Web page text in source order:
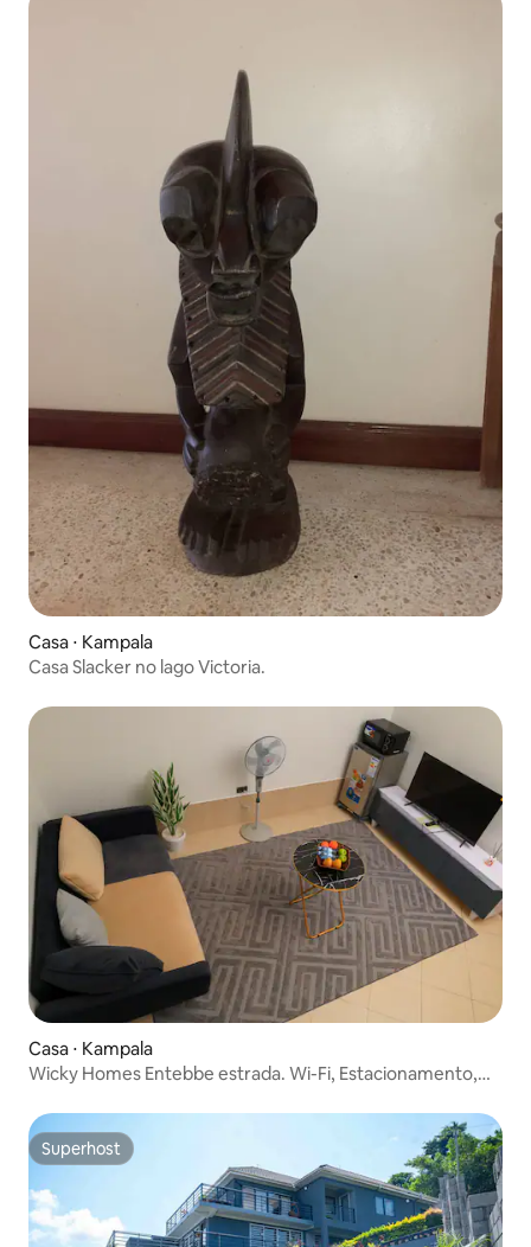
Casa ⋅ Kampala
Casa Slacker no lago Victoria.
Casa ⋅ Kampala
Wicky Homes Entebbe estrada. Wi-Fi, Estacionamento,
Superhost
Superhost